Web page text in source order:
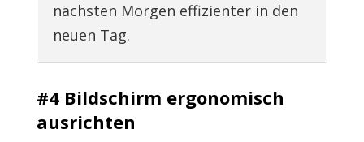
nächsten Morgen effizienter in den
neuen Tag.
#4 Bildschirm ergonomisch
ausrichten